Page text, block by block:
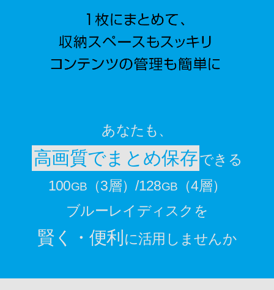
あなたも、
高画質でまとめ保存できる
100GB （3層）/128GB
（4層）
ブルーレイディスクを
賢く・便利 に活用しませんか